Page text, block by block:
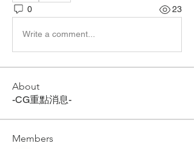
0 23
Write a comment...
About
-CG重點消息-
Members